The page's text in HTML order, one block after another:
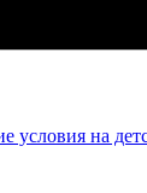
условия на